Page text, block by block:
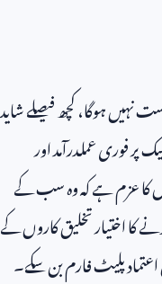
نہیں ہوگا، کچھ فیصلے شاید
پر فوری عملدرآمد اور
کا عزم ہے کہ وہ سب کے
کا اختیار تخلیق کاروں کے
اعتماد پلیٹ فارم بن سکے۔